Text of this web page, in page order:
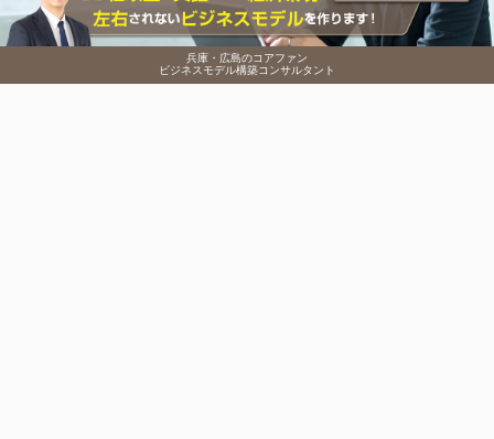
兵庫・広島のコアファン
ビジネスモデル構築コンサルタント